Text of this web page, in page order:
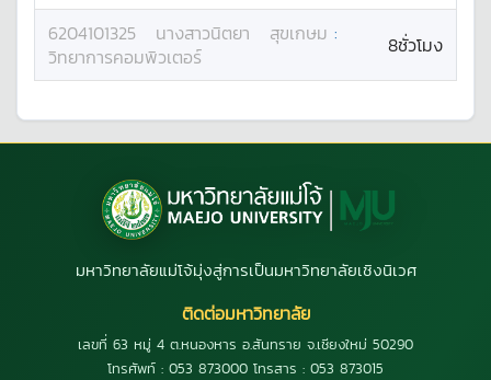
6204101325 นางสาวนิตยา สุขเกษม :
วิทยาการคอมพิวเตอร์
8ชั่วโมง
มหาวิทยาลัยแม่โจ้มุ่งสู่การเป็นมหาวิทยาลัยเชิงนิเวศ
ติดต่อมหาวิทยาลัย
เลขที่ 63 หมู่ 4 ต.หนองหาร อ.สันทราย จ.เชียงใหม่ 50290
โทรศัพท์ : 053 873000 โทรสาร : 053 873015